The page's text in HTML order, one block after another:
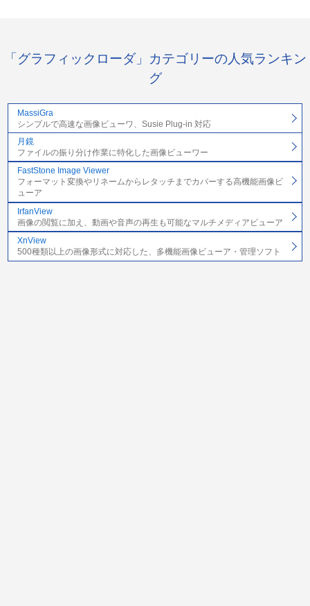
「グラフィックローダ」カテゴリーの人気ランキン
グ
MassiGra
シンプルで高速な画像ビューワ、Susie Plug-in 対応
月鏡
ファイルの振り分け作業に特化した画像ビューワー
FastStone Image Viewer
フォーマット変換やリネームからレタッチまでカバーする高機能画像ビ
ューア
IrfanView
画像の閲覧に加え、動画や音声の再生も可能なマルチメディアビューア
XnView
500種類以上の画像形式に対応した、多機能画像ビューア・管理ソフト